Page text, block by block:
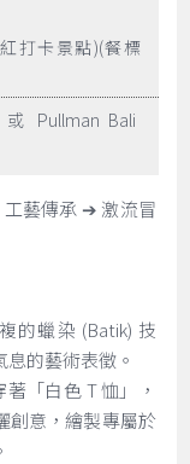
打卡景點)(餐標
或 Pullman Bali
工藝傳承 ➔ 激流冒
的蠟染 (Batik) 技
的藝術表徵。
「白色 T 恤」，
創意，繪製專屬於